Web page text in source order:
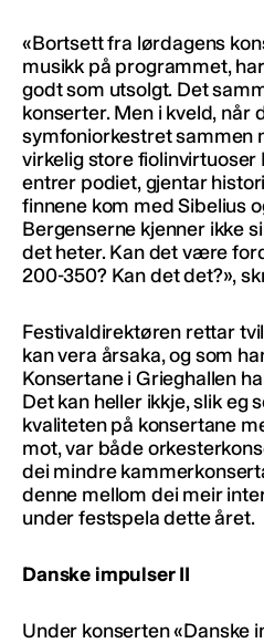
«Bortsett fra lørdagens
musikk på programmet,
godt som utsolgt. Det
konserter. Men i kveld, når
symfoniorkestret sammen
virkelig store fiolinvirtuoser
entrer podiet, gjentar
finnene kom med Sibelius
Bergenserne kjenner ikke
det heter. Kan det være
200-350? Kan det det?»,
Festivaldirektøren rettar
kan vera årsaka, og som
Konsertane i Grieghallen
Det kan heller ikkje, slik eg
kvaliteten på konsertane
mot, var både
dei mindre
denne mellom dei meir
under festspela dette året.
Danske impulser II
Under konserten «Danske